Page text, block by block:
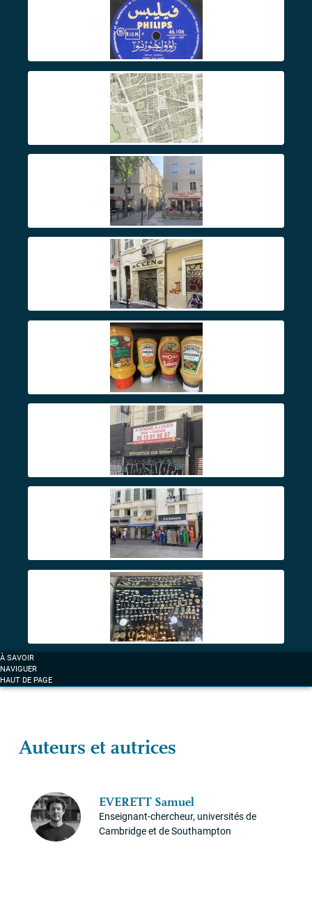
À SAVOIR
NAVIGUER
HAUT DE PAGE
Auteurs et autrices
EVERETT Samuel
Enseignant-chercheur, universités de
Cambridge et de Southampton